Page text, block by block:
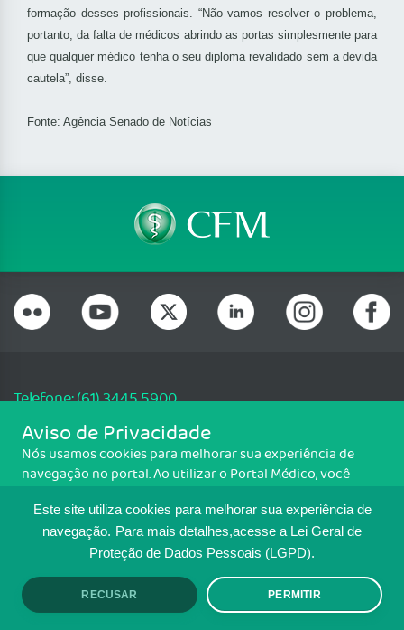
Este site utiliza cookies para melhorar sua experiência de
navegação. Para mais detalhes,acesse a Lei Geral de
Proteção de Dados Pessoais (LGPD).
RECUSAR PERMITIR
formação desses profissionais. “Não vamos resolver o problema,
portanto, da falta de médicos abrindo as portas simplesmente para
que qualquer médico tenha o seu diploma revalidado sem a devida
cautela”, disse.
Fonte: Agência Senado de Notícias
Telefone: (61) 3445 5900
Email: cfm@portalmedico.org.br
SGAS 616, Conjunto D, Lote 115, L2 Sul, Brasília/DF - CEP: 70200-760 -
CNPJ: 33.583.550/0001-30
MAPA DO SITE
TRANSPARÊNCIA E PRESTAÇÃO DE
CONTAS
Aviso de Privacidade
Nós usamos cookies para melhorar sua experiência de
navegação no portal. Ao utilizar o Portal Médico, você
Para ter mais informações sobre como isso é feito, acesse
Política de cookies. Se você concorda, clique em ACEITO.
ACEITO